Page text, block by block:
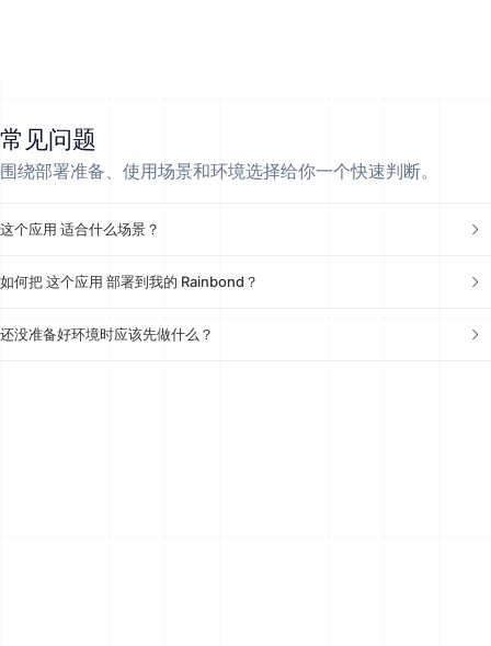
常见问题
围绕部署准备、使用场景和环境选择给你一个快速判断。
这个应用 适合什么场景？
如何把 这个应用 部署到我的 Rainbond？
还没准备好环境时应该先做什么？